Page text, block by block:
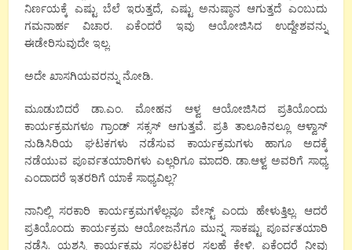
ನಿರ್ಣಯಕ್ಕೆ ಎಷ್ಟು ಬೆಲೆ ಇರುತ್ತದೆ, ಎಷ್ಟು ಅನುಷ್ಠಾನ ಆಗುತ್ತದೆ ಎಂಬುದು
ಗಮನಾರ್ಹ ವಿಚಾರ. ಏಕೆಂದರೆ ಇವು ಆಯೋಜಿಸಿದ ಉದ್ದೇಶವನ್ನು
ಈಡೇರಿಸುವುದೇ ಇಲ್ಲ.
ಅದೇ ಖಾಸಗಿಯವರನ್ನು ನೋಡಿ.
ಮೂಡುಬಿದರೆ ಡಾ.ಎಂ. ಮೋಹನ ಆಳ್ವ ಆಯೋಜಿಸಿದ ಪ್ರತಿಯೊಂದು
ಕಾರ್ಯಕ್ರಮಗಳೂ ಗ್ರಾಂಡ್ ಸಕ್ಸಸ್ ಆಗುತ್ತವೆ. ಪ್ರತಿ ತಾಲೂಕಿನಲ್ಲೂ ಆಳ್ವಾಸ್
ನುಡಿಸಿರಿಯ ಘಟಕಗಳು ನಡೆಸುವ ಕಾರ್ಯಕ್ರಮಗಳು ಹಾಗೂ ಅದಕ್ಕೆ
ನಡೆಯುವ ಪೂರ್ವತಯಾರಿಗಳು ಎಲ್ಲರಿಗೂ ಮಾದರಿ. ಡಾ.ಆಳ್ವ ಅವರಿಗೆ ಸಾಧ್ಯ
ಎಂದಾದರೆ ಇತರರಿಗೆ ಯಾಕೆ ಸಾಧ್ಯವಿಲ್ಲ?
ನಾನಿಲ್ಲಿ ಸರಕಾರಿ ಕಾರ್ಯಕ್ರಮಗಳೆಲ್ಲವೂ ವೇಸ್ಟ್ ಎಂದು ಹೇಳುತ್ತಿಲ್ಲ. ಆದರೆ
ಪ್ರತಿಯೊಂದು ಕಾರ್ಯಕ್ರಮ ಆಯೋಜನೆಗೂ ಮುನ್ನ ಸಾಕಷ್ಟು ಪೂರ್ವತಯಾರಿ
ನಡೆಸಿ. ಯಶಸ್ವಿ ಕಾರ್ಯಕ್ರಮ ಸಂಘಟಕರ ಸಲಹೆ ಕೇಳಿ. ಏಕೆಂದರೆ ನೀವು